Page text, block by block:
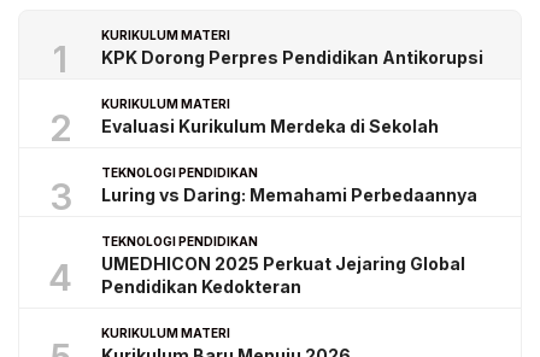
1
KURIKULUM MATERI
KPK Dorong Perpres Pendidikan Antikorupsi
2
KURIKULUM MATERI
Evaluasi Kurikulum Merdeka di Sekolah
3
TEKNOLOGI PENDIDIKAN
Luring vs Daring: Memahami Perbedaannya
4
TEKNOLOGI PENDIDIKAN
UMEDHICON 2025 Perkuat Jejaring Global
Pendidikan Kedokteran
KURIKULUM MATERI